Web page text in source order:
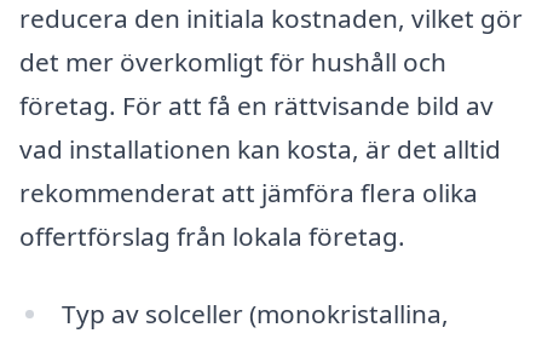
reducera den initiala kostnaden, vilket gör
det mer överkomligt för hushåll och
företag. För att få en rättvisande bild av
vad installationen kan kosta, är det alltid
rekommenderat att jämföra flera olika
offertförslag från lokala företag.
Typ av solceller (monokristallina,